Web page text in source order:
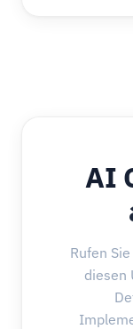
AI
Rufen
diesen